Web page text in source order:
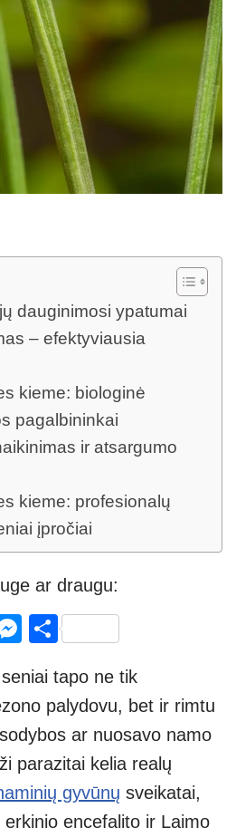
dauginimosi ypatumai
– efektyviausia
kieme: biologinė
pagalbininkai
ir atsargumo
kieme: profesionalų
įpročiai
ar draugu:
M
ss
e
n
g
er
S
ar
e
tapo ne tik
palydovu, bet ir rimtu
ar nuosavo namo
parazitai kelia realų
gyvūnų sveikatai,
encefalito ir Laimo